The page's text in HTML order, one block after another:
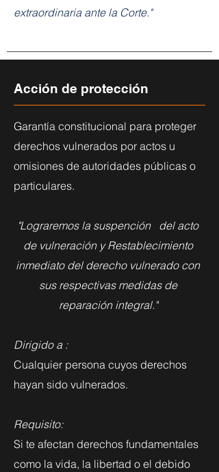
extraordinaria ante la Corte."
Acción de protección
Garantía constitucional para proteger
derechos vulnerados por actos u
omisiones de autoridades públicas o
particulares.
"Lograremos la suspención del acto
de vulneración y Restablecimiento
inmediato del derecho vulnerado con
sus respectivas medidas de
reparación integral."
Dirigido a :
Cualquier persona cuyos derechos
hayan sido vulnerados.
Requisito:
Si te afectan derechos fundamentales
como la vida, la libertad o el debido